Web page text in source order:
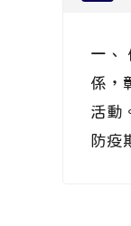
一、
係，
活動
防疫